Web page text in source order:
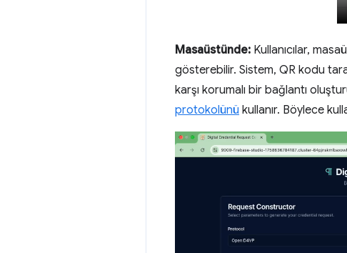
Masaüstünde: Kullanıcılar,
gösterebilir. Sistem, QR kodu
karşı korumalı bir bağlantı
protokolünü kullanır. Böylece